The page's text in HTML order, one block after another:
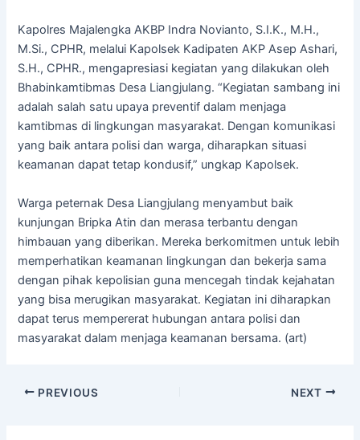
Kapolres Majalengka AKBP Indra Novianto, S.I.K., M.H.,
M.Si., CPHR, melalui Kapolsek Kadipaten AKP Asep Ashari,
S.H., CPHR., mengapresiasi kegiatan yang dilakukan oleh
Bhabinkamtibmas Desa Liangjulang. “Kegiatan sambang ini
adalah salah satu upaya preventif dalam menjaga
kamtibmas di lingkungan masyarakat. Dengan komunikasi
yang baik antara polisi dan warga, diharapkan situasi
keamanan dapat tetap kondusif,” ungkap Kapolsek.
Warga peternak Desa Liangjulang menyambut baik
kunjungan Bripka Atin dan merasa terbantu dengan
himbauan yang diberikan. Mereka berkomitmen untuk lebih
memperhatikan keamanan lingkungan dan bekerja sama
dengan pihak kepolisian guna mencegah tindak kejahatan
yang bisa merugikan masyarakat. Kegiatan ini diharapkan
dapat terus mempererat hubungan antara polisi dan
masyarakat dalam menjaga keamanan bersama. (art)
PREVIOUS NEXT